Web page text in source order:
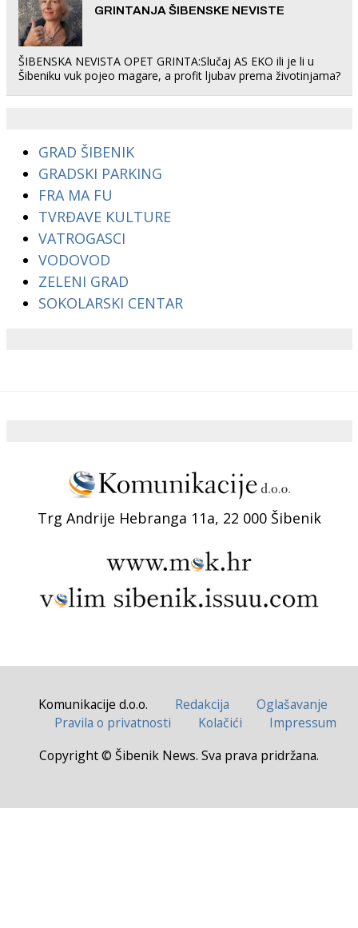
GRINTANJA ŠIBENSKE NEVISTE
ŠIBENSKA NEVISTA OPET GRINTA:Slučaj AS EKO ili je li u
Šibeniku vuk pojeo magare, a profit ljubav prema životinjama?
GRAD ŠIBENIK
GRADSKI PARKING
FRA MA FU
TVRĐAVE KULTURE
VATROGASCI
VODOVOD
ZELENI GRAD
SOKOLARSKI CENTAR
Trg Andrije Hebranga 11a, 22 000 Šibenik
Komunikacije d.o.o. Redakcija
Oglašavanje
Pravila o privatnosti
Kolačići
Impressum
Copyright © Šibenik News. Sva prava pridržana.